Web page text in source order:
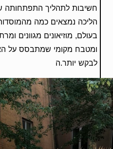
חשיבות לתהליך
הליכה נמצאים כמה
בעולם, מוזיאונים מגוונים
ומטבח מקומי שמתבסס על
לבקש יותר.ה